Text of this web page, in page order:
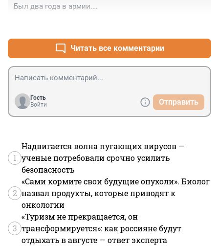
Был два года в армии.
Читать все комментарии
Гость
Войти
Отправить
1
Надвигается волна пугающих вирусов —
ученые потребовали срочно усилить
безопасность
2
«Сами кормите свои будущие опухоли». Биолог
назвал продукты, которые приводят к
онкологии
3
«Туризм не прекращается, он
трансформируется»: как россияне будут
отдыхать в августе — ответ эксперта